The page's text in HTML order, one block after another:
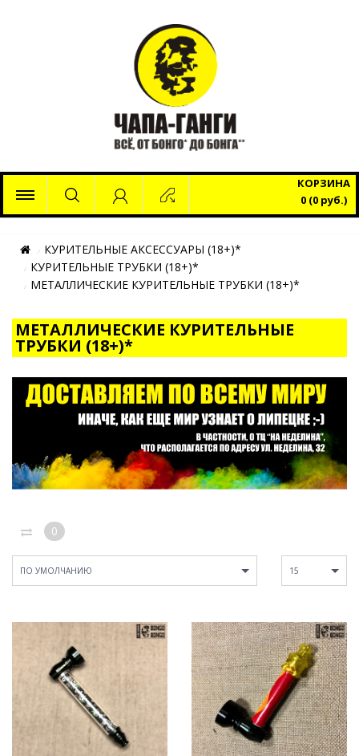
КОРЗИНА
0 (0 руб.)
КУРИТЕЛЬНЫЕ АКСЕССУАРЫ (18+)*
КУРИТЕЛЬНЫЕ ТРУБКИ (18+)*
МЕТАЛЛИЧЕСКИЕ КУРИТЕЛЬНЫЕ ТРУБКИ (18+)*
МЕТАЛЛИЧЕСКИЕ КУРИТЕЛЬНЫЕ
ТРУБКИ (18+)*
0
ПО УМОЛЧАНИЮ 15